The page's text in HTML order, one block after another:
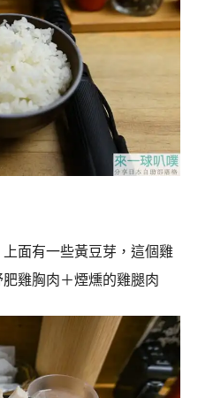
面有一些黃豆芽，這個雞
雞胸肉＋煙燻的雞腿肉